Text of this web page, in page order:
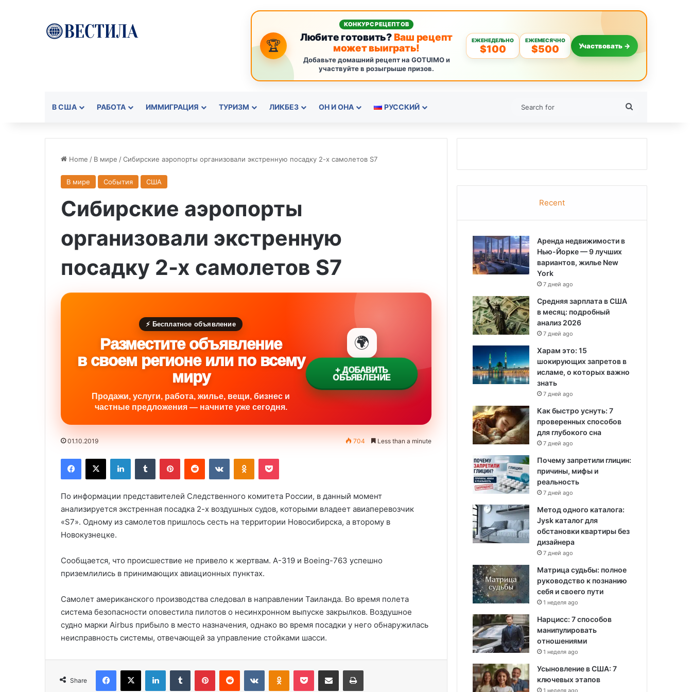
🏆
КОНКУРС РЕЦЕПТОВ
Любите готовить?Ваш рецепт
может выиграть!
Добавьте домашний рецепт на GOTUIMO и
участвуйте в розыгрыше призов.
ЕЖЕНЕДЕЛЬНО
$100
ЕЖЕМЕСЯЧНО
$500 Участвовать →
В США РАБОТА ИММИГРАЦИЯ ТУРИЗМ ЛИКБЕЗ ОН И ОНА РУССКИЙ
Home / В мире /Сибирские аэропорты организовали экстренную посадку 2-х самолетов S7
В мире События США
Сибирские аэропорты
организовали экстренную
посадку 2-х самолетов S7
⚡ Бесплатное объявление
Разместите объявление
в своем регионе или по всему
миру
Продажи, услуги, работа, жилье, вещи, бизнес и
частные предложения — начните уже сегодня.
🌍
+ ДОБАВИТЬ
ОБЪЯВЛЕНИЕ
01.10.2019 704 Less than a minute
По информации представителей Следственного комитета России, в данный момент
анализируется экстренная посадка 2-х воздушных судов, которыми владеет авиаперевозчик
«S7». Одному из самолетов пришлось сесть на территории Новосибирска, а второму в
Новокузнецке.
Сообщается, что происшествие не привело к жертвам. A-319 и Boeing-763 успешно
приземлились в принимающих авиационных пунктах.
Самолет американского производства следовал в направлении Таиланда. Во время полета
система безопасности оповестила пилотов о несинхронном выпуске закрылков. Воздушное
судно марки Airbus прибыло в место назначения, однако во время посадки у него обнаружилась
неисправность системы, отвечающей за управление стойками шасси.
Share
Удивительные факты о Флориде
проводили долгие выходные, теперь
доступен для сдачи в аренду для
Recent
Аренда недвижимости в
Нью-Йорке — 9 лучших
вариантов, жилье New
York
7 дней ago
Средняя зарплата в США
в месяц: подробный
анализ 2026
7 дней ago
Харам это: 15
шокирующих запретов в
исламе, о которых важно
знать
7 дней ago
Как быстро уснуть: 7
проверенных способов
для глубокого сна
7 дней ago
Почему запретили глицин:
причины, мифы и
реальность
7 дней ago
Метод одного каталога:
Jysk каталог для
обстановки квартиры без
дизайнера
7 дней ago
Матрица судьбы: полное
руководство к познанию
себя и своего пути
1 неделя ago
Нарцисс: 7 способов
манипулировать
отношениями
1 неделя ago
Усыновление в США: 7
ключевых этапов
1 неделя ago